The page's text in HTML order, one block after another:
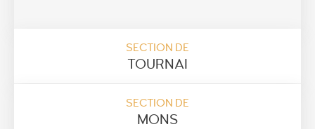
SECTION DE
TOURNAI
SECTION DE
MONS